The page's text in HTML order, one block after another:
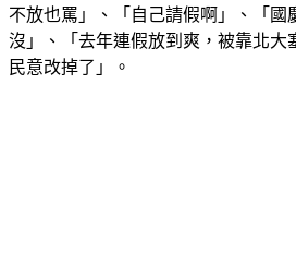
沒」、「去年連假放到爽，被靠北大
民意改掉了」。